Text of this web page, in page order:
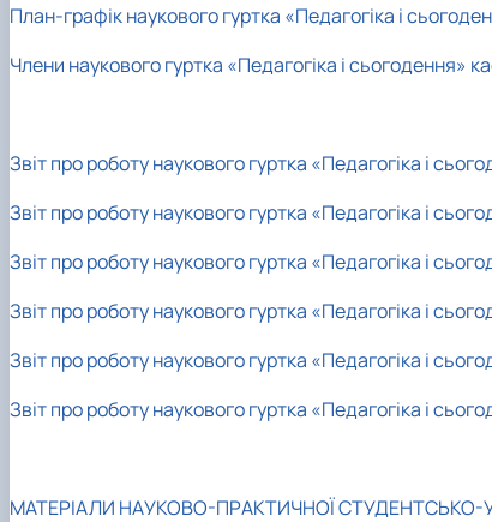
План-графік наукового гуртка «Педагогіка і
Члени наукового гуртка «Педагогіка і сьогодення»
Звіт про роботу наукового гуртка «Педагогіка і
Звіт про роботу наукового гуртка «Педагогіка і
Звіт про роботу наукового гуртка «Педагогіка і
Звіт про роботу наукового гуртка «Педагогіка і
Звіт про роботу наукового гуртка «Педагогіка і
Звіт про роботу наукового гуртка «Педагогіка і
МАТЕРІАЛИ НАУКОВО-ПРАКТИЧНОЇ CТУДЕНТСЬКО-